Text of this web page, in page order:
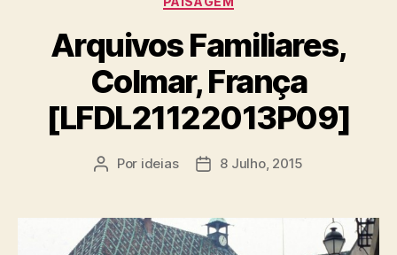
Arquivos Familiares,
Colmar, França
[LFDL21122013P09]
Autor
Por ideias
Data8 Julho, 2015